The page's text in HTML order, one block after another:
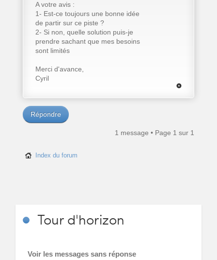
A votre avis :
1- Est-ce toujours une bonne idée
de partir sur ce piste ?
2- Si non, quelle solution puis-je
prendre sachant que mes besoins
sont limités
Merci d'avance,
Cyril
Répondre
1 message • Page 1 sur 1
Index du forum
Tourd'horizon
Voir les messages sans réponse